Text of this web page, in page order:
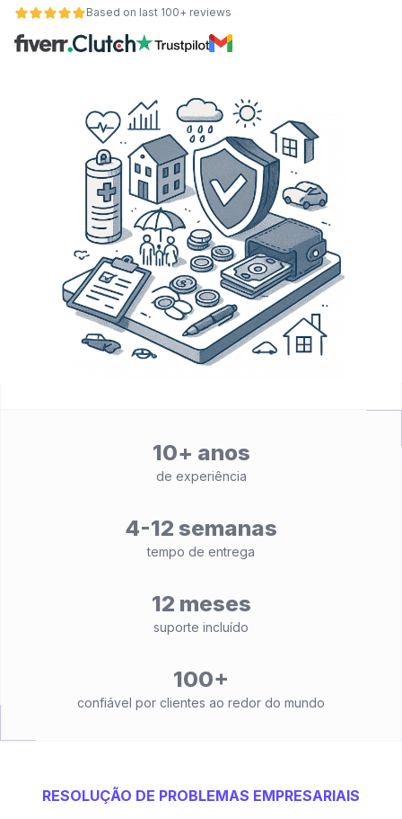
Based on last 100+ reviews
10+ anos
de experiência
4-12 semanas
tempo de entrega
12 meses
suporte incluído
100+
confiável por clientes ao redor do mundo
RESOLUÇÃO DE PROBLEMAS EMPRESARIAIS